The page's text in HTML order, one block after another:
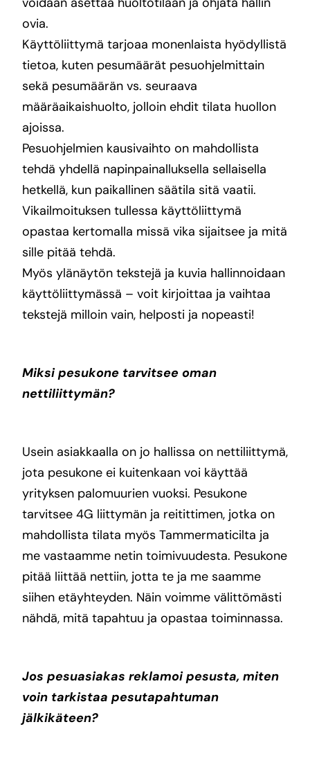
ovia.
Käyttöliittymä tarjoaa monenlaista hyödyllistä
tietoa, kuten pesumäärät pesuohjelmittain
sekä pesumäärän vs. seuraava
määräaikaishuolto, jolloin ehdit tilata huollon
ajoissa.
Pesuohjelmien kausivaihto on mahdollista
tehdä yhdellä napinpainalluksella sellaisella
hetkellä, kun paikallinen säätila sitä vaatii.
Vikailmoituksen tullessa käyttöliittymä
opastaa kertomalla missä vika sijaitsee ja mitä
sille pitää tehdä.
Myös ylänäytön tekstejä ja kuvia hallinnoidaan
käyttöliittymässä – voit kirjoittaa ja vaihtaa
tekstejä milloin vain, helposti ja nopeasti!
Miksi pesukone tarvitsee oman
nettiliittymän?
Usein asiakkaalla on jo hallissa on nettiliittymä,
jota pesukone ei kuitenkaan voi käyttää
yrityksen palomuurien vuoksi. Pesukone
tarvitsee 4G liittymän ja reitittimen, jotka on
mahdollista tilata myös Tammermaticilta ja
me vastaamme netin toimivuudesta. Pesukone
pitää liittää nettiin, jotta te ja me saamme
siihen etäyhteyden. Näin voimme välittömästi
nähdä, mitä tapahtuu ja opastaa toiminnassa.
Jos pesuasiakas reklamoi pesusta, miten
voin tarkistaa pesutapahtuman
jälkikäteen?